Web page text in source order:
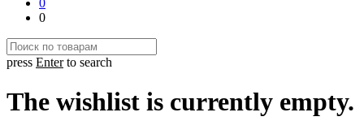
0
0
press Enterto search
The wishlist is currently empty.